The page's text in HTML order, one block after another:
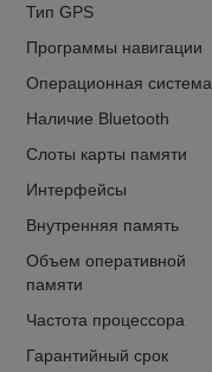
Тип GPS
Программы навигации
Операционная система
Наличие Bluetooth
Слоты карты памяти
Интерфейсы
Внутренняя память
Объем оперативной
памяти
Частота процессора
Гарантийный срок